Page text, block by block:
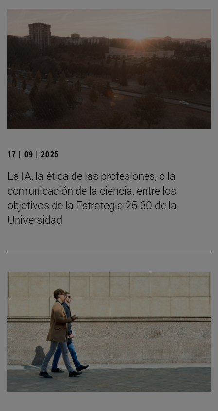
17 | 09 | 2025
La IA, la ética de las profesiones, o la
comunicación de la ciencia, entre los
objetivos de la Estrategia 25-30 de la
Universidad